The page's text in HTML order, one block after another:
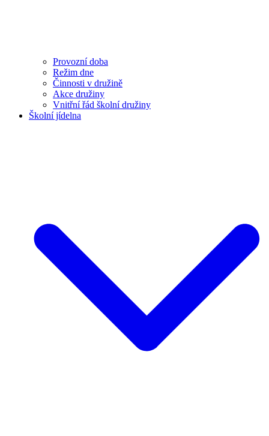
Provozní doba
Režim dne
Činnosti v družině
Akce družiny
Vnitřní řád školní družiny
Školní jídelna